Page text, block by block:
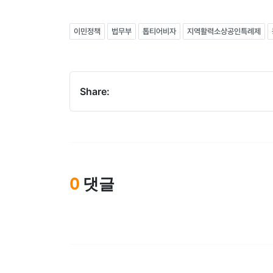
이민정책 법무부 톱티어비자 지역활력소상공인특례제
Share:
0 댓글